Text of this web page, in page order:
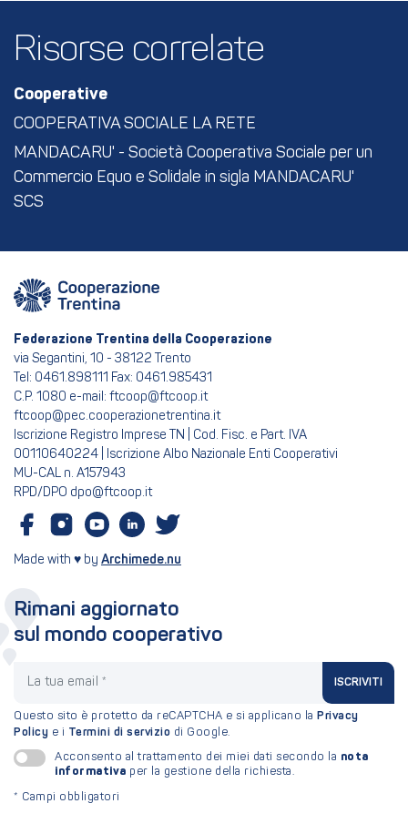
Risorse correlate
Cooperative
COOPERATIVA SOCIALE LA RETE
MANDACARU' - Società Cooperativa Sociale per un
Commercio Equo e Solidale in sigla MANDACARU'
SCS
Federazione Trentina della Cooperazione
via Segantini, 10 - 38122 Trento
Tel: 0461.898111 Fax: 0461.985431
C.P. 1080 e-mail: ftcoop@ftcoop.it
ftcoop@pec.cooperazionetrentina.it
Iscrizione Registro Imprese TN | Cod. Fisc. e Part. IVA
00110640224 | Iscrizione Albo Nazionale Enti Cooperativi
MU-CAL n. A157943
RPD/DPO dpo@ftcoop.it
Made with ♥ by Archimede.nu
Rimani aggiornato
sul mondo cooperativo
ISCRIVITI
Questo sito è protetto da reCAPTCHA e si applicano la Privacy
Policy e i Termini di servizio di Google.
Acconsento al trattamento dei miei dati secondo la nota
informativa per la gestione della richiesta.
* Campi obbligatori